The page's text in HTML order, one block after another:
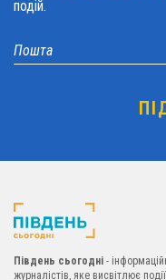
подій.
Південь сьогодні -
журналістів, яке висвітлює